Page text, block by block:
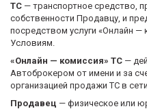
ТС — транспортное средство,
собственности Продавцу, и
посредством услуги «Онлайн —
Условиям.
«Онлайн — комиссия» ТС —
Автоброкером от имени и за
организацией продажи ТС в
Продавец — физическое или